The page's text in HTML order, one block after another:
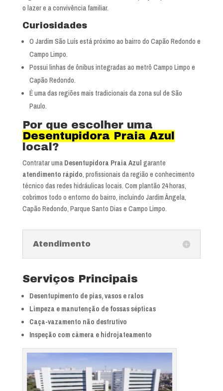
o lazer e a convivência familiar.
Curiosidades
O Jardim São Luís está próximo ao bairro do Capão Redondo e
Campo Limpo.
Possui linhas de ônibus integradas ao metrô Campo Limpo e
Capão Redondo.
É uma das regiões mais tradicionais da zona sul de São
Paulo.
Por que escolher uma
Desentupidora Praia Azul
local?
Contratar uma Desentupidora Praia Azul garante
atendimento rápido, profissionais da região e conhecimento
técnico das redes hidráulicas locais. Com plantão 24 horas,
cobrimos todo o entorno do bairro, incluindo Jardim Ângela,
Capão Redondo, Parque Santo Dias e Campo Limpo.
Atendimento
Serviços Principais
Desentupimento de pias, vasos e ralos
Limpeza e manutenção de fossas sépticas
Caça-vazamento não destrutivo
Inspeção com câmera e hidrojateamento